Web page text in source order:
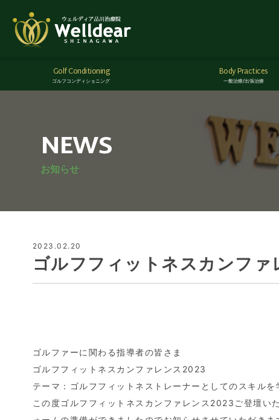
Golf Conditioning
ゴルフコンディショニング
Body Practices
一般治療/出張治療
NEWS
お知らせ
2023.02.20
ゴルフフィットネスカンフ
ゴルファーに関わる指導者の皆さま
ゴルフフィットネスカンファレンス2023
テーマ：ゴルフフィットネストレーナーとしてのスキルを
この度ゴルフフィットネスカンファレンス2023ご登壇い